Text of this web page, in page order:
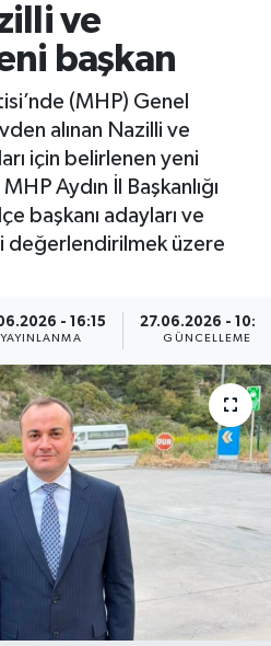
ve
başkan
(MHP) Genel
alınan Nazilli ve
için belirlenen yeni
Aydın İl Başkanlığı
başkanı adayları ve
değerlendirilmek üzere
- 16:15
YAYINLANMA
27.06.2026 -
GÜNCELLEME